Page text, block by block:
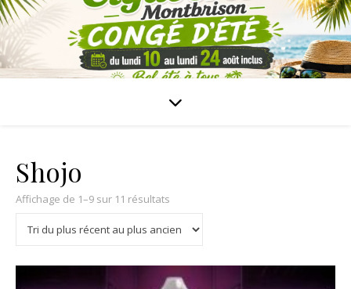
Shojo
Affichage de 1–9 sur 11 résultats